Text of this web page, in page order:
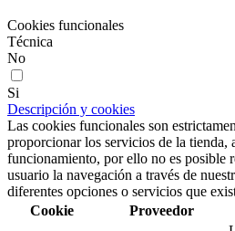
Cookies funcionales
Técnica
No
Si
Descripción y cookies
Las cookies funcionales son
proporcionar los servicios de la tienda,
funcionamiento, por ello no es posible
usuario la navegación a través de
diferentes opciones o servicios que
Cookie
Proveedor